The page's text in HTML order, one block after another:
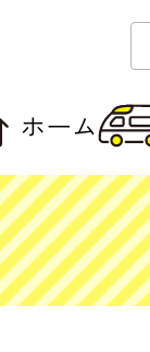
ホーム